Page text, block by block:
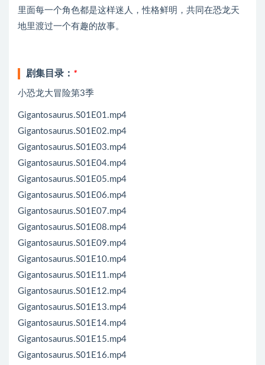
里面每一个角色都是这样迷人，性格鲜明，共同在恐龙天
地里渡过一个有趣的故事。
剧集目录： *
小恐龙大冒险第3季
Gigantosaurus.S01E01.mp4
Gigantosaurus.S01E02.mp4
Gigantosaurus.S01E03.mp4
Gigantosaurus.S01E04.mp4
Gigantosaurus.S01E05.mp4
Gigantosaurus.S01E06.mp4
Gigantosaurus.S01E07.mp4
Gigantosaurus.S01E08.mp4
Gigantosaurus.S01E09.mp4
Gigantosaurus.S01E10.mp4
Gigantosaurus.S01E11.mp4
Gigantosaurus.S01E12.mp4
Gigantosaurus.S01E13.mp4
Gigantosaurus.S01E14.mp4
Gigantosaurus.S01E15.mp4
Gigantosaurus.S01E16.mp4